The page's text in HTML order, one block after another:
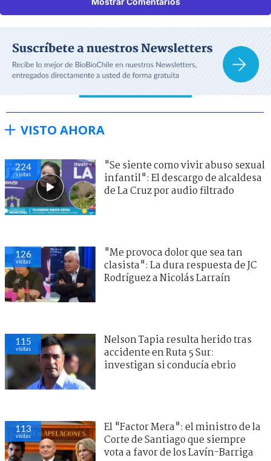
VISTO AHORA
224
visitas
"Se siente como vivir abuso sexual
infantil": El descargo de alcaldesa
de La Cruz por audio filtrado
126
visitas
"Me provoca dolor que sea tan
clasista": La dura respuesta de JC
Rodríguez a Nicolás Larraín
115
visitas
Nelson Tapia resulta herido tras
accidente en Ruta 5 Sur:
investigan si conducía ebrio
113
visitas
El "Factor Mera": el ministro de la
Corte de Santiago que siempre
vota a favor de los Lavín-Barriga